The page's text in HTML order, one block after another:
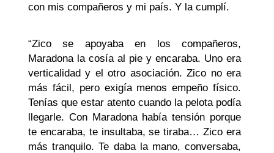
con mis compañeros y mi país. Y la cumplí.
“Zico se apoyaba en los compañeros,
Maradona la cosía al pie y encaraba. Uno era
verticalidad y el otro asociación. Zico no era
más fácil, pero exigía menos empeño físico.
Tenías que estar atento cuando la pelota podía
llegarle. Con Maradona había tensión porque
te encaraba, te insultaba, se tiraba… Zico era
más tranquilo. Te daba la mano, conversaba,